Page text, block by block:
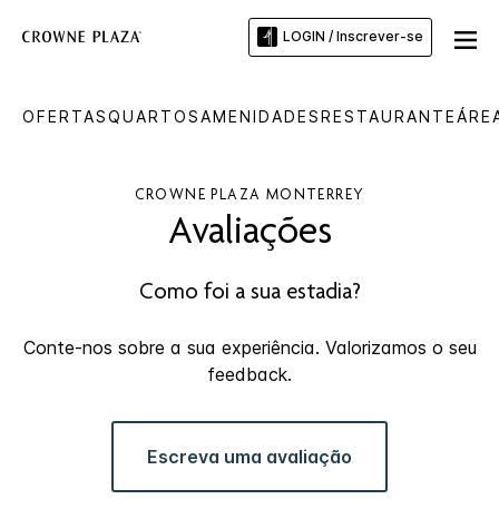
LOGIN / Inscrever-se
OFERTASQUARTOSAMENIDADESRESTAURANTE
CROWNE PLAZA MONTERREY
Avaliações
Como foi a sua estadia?
Conte-nos sobre a sua experiência. Valorizamos o seu
feedback.
Escreva uma avaliação